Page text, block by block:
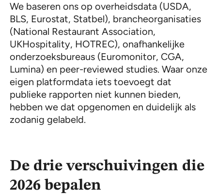
We baseren ons op overheidsdata (USDA,
BLS, Eurostat, Statbel), brancheorganisaties
(National Restaurant Association,
UKHospitality, HOTREC), onafhankelijke
onderzoeksbureaus (Euromonitor, CGA,
Lumina) en peer-reviewed studies. Waar onze
eigen platformdata iets toevoegt dat
publieke rapporten niet kunnen bieden,
hebben we dat opgenomen en duidelijk als
zodanig gelabeld.
De drie verschuivingen die
2026 bepalen